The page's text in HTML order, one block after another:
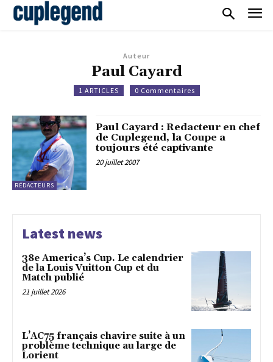
Auteur
Paul Cayard
1 ARTICLES 0 Commentaires
RÉDACTEURS
Paul Cayard : Redacteur en chef
de Cuplegend, la Coupe a
toujours été captivante
20 juillet 2007
Latest news
38e America’s Cup. Le calendrier
de la Louis Vuitton Cup et du
Match publié
21 juillet 2026
L’AC75 français chavire suite à un
problème technique au large de
Lorient